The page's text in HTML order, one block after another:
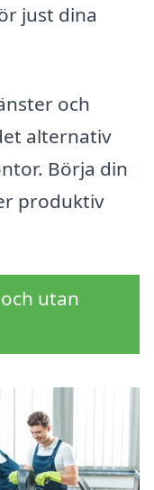
just dina
och
alternativ
Börja din
produktiv
utan